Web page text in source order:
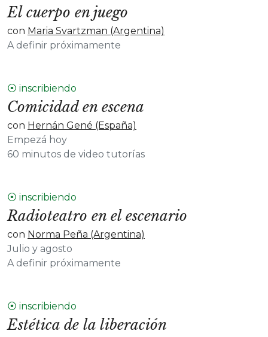
El cuerpo en juego
con Maria Svartzman (Argentina)
A definir próximamente
⦿ inscribiendo
Comicidad en escena
con Hernán Gené (España)
Empezá hoy
60 minutos de video tutorías
⦿ inscribiendo
Radioteatro en el escenario
con Norma Peña (Argentina)
Julio y agosto
A definir próximamente
⦿ inscribiendo
Estética de la liberación